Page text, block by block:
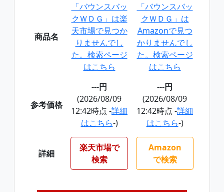
商品名
「バウンスバッ
クＷＤＧ」は楽
天市場で見つか
りませんでし
た。検索ページ
はこちら
「バウンスバッ
クＷＤＧ」は
Amazonで見つ
かりませんでし
た。検索ページ
はこちら
参考価格
---円
(2026/08/09
12:42時点 -詳細
はこちら-)
---円
(2026/08/09
12:42時点 -詳細
はこちら-)
詳細
楽天市場で
検索
Amazon
で検索